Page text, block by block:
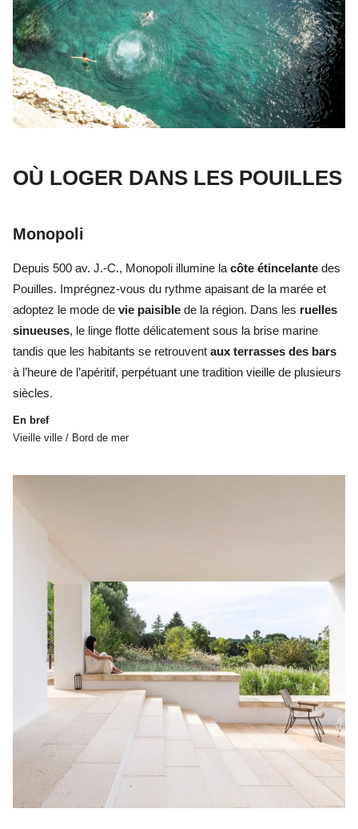
OÙ LOGER DANS LES POUILLES
Monopoli
Depuis 500 av. J.-C., Monopoli illumine la côte étincelante des
Pouilles. Imprégnez-vous du rythme apaisant de la marée et
adoptez le mode de vie paisible de la région. Dans les ruelles
sinueuses, le linge flotte délicatement sous la brise marine
tandis que les habitants se retrouvent aux terrasses des bars
à l’heure de l’apéritif, perpétuant une tradition vieille de plusieurs
siècles.
En bref
Vieille ville / Bord de mer